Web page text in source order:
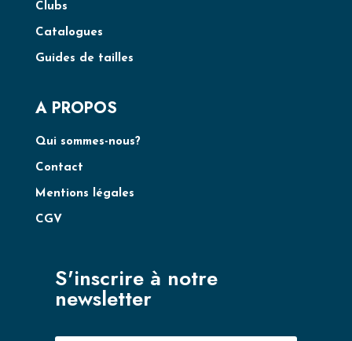
Clubs
Catalogues
Guides de tailles
A PROPOS
Qui sommes-nous?
Contact
Mentions légales
CGV
S'inscrire à notre
newsletter